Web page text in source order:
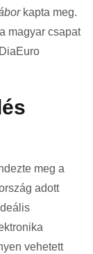
kapta meg.
magyar csapat
meg a
adott
vehetett